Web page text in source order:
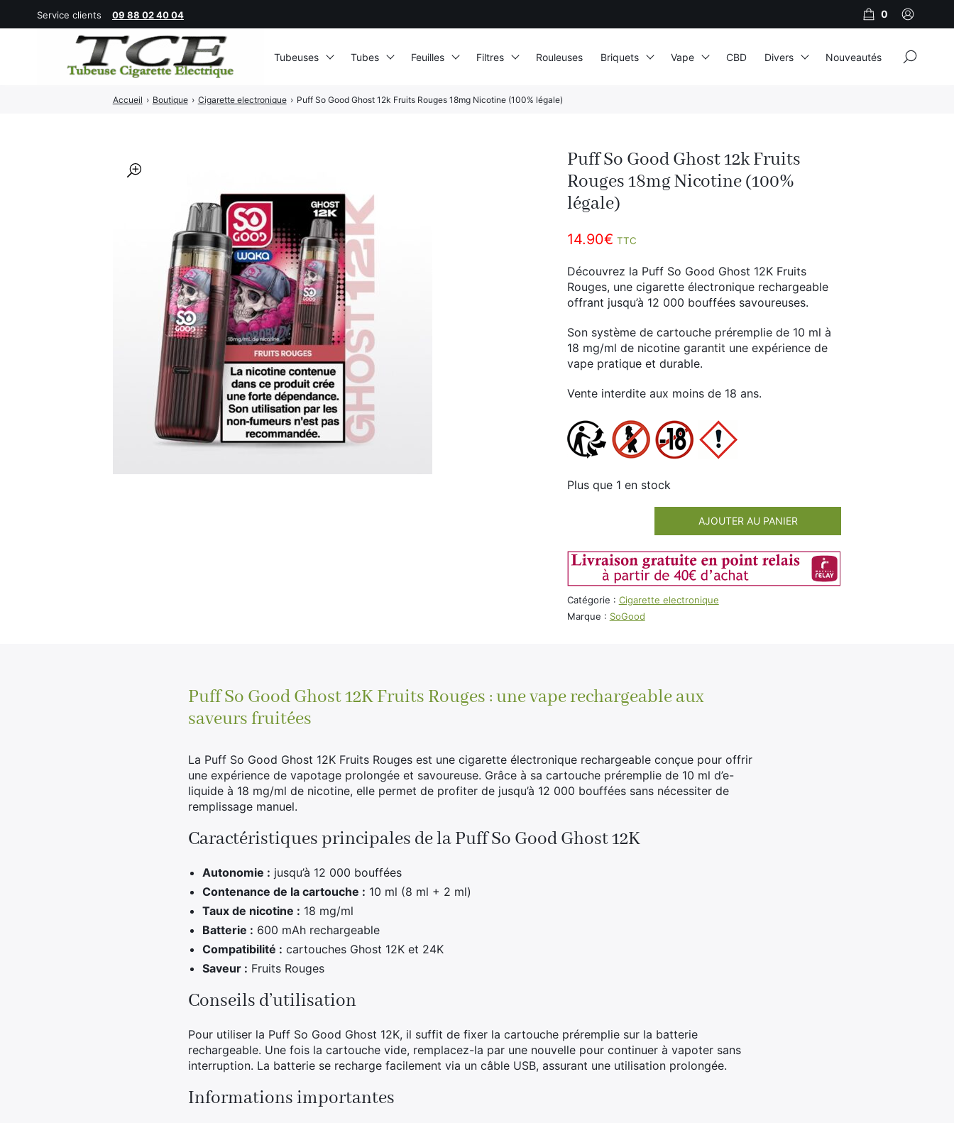
🔍
Puff So Good Ghost 12k Fruits
Rouges 18mg Nicotine (100%
légale)
14.90€ TTC
Découvrez la Puff So Good Ghost 12K Fruits
Rouges, une cigarette électronique rechargeable
offrant jusqu’à 12 000 bouffées savoureuses.
Son système de cartouche préremplie de 10 ml à
18 mg/ml de nicotine garantit une expérience de
vape pratique et durable.
Vente interdite aux moins de 18 ans.
Plus que 1 en stock
Puff
Good
Ghost
12k
(100%
AJOUTER AU PANIER
Catégorie : Cigarette electronique
Marque : SoGood
Accueil › Boutique › Cigarette electronique › Puff So Good Ghost 12k Fruits Rouges 18mg Nicotine (100% légale)
Puff So Good Ghost 12K Fruits Rouges : une vape rechargeable aux
saveurs fruitées
La Puff So Good Ghost 12K Fruits Rouges est une cigarette électronique rechargeable conçue pour offrir
une expérience de vapotage prolongée et savoureuse. Grâce à sa cartouche préremplie de 10 ml d’e-
liquide à 18 mg/ml de nicotine, elle permet de profiter de jusqu’à 12 000 bouffées sans nécessiter de
remplissage manuel.
Caractéristiques principales de la Puff So Good Ghost 12K
Autonomie : jusqu’à 12 000 bouffées
Contenance de la cartouche : 10 ml (8 ml + 2 ml)
Taux de nicotine : 18 mg/ml
Batterie : 600 mAh rechargeable
Compatibilité : cartouches Ghost 12K et 24K
Saveur : Fruits Rouges
Conseils d’utilisation
Pour utiliser la Puff So Good Ghost 12K, il suffit de fixer la cartouche préremplie sur la batterie
rechargeable. Une fois la cartouche vide, remplacez-la par une nouvelle pour continuer à vapoter sans
interruption. La batterie se recharge facilement via un câble USB, assurant une utilisation prolongée.
Informations importantes
Service clients 09 88 02 40 04 0
Tubeuses Tubes Feuilles Filtres Rouleuses Briquets Vape
Al Fakher
Cristal Puff
10ml
50ml
Booster E-Liquide
CBD Divers
Salé
Nouveautés
: